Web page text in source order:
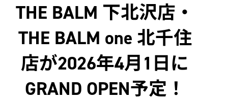
THE BALM 下北沢店・
THE BALM one 北千住
店が2026年4月1日に
GRAND OPEN予定！